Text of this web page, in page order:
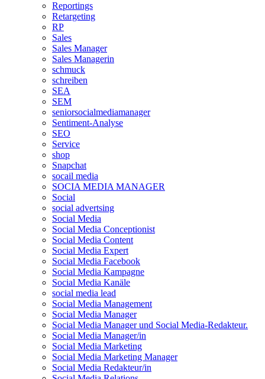
Reportings
Retargeting
RP
Sales
Sales Manager
Sales Managerin
schmuck
schreiben
SEA
SEM
seniorsocialmediamanager
Sentiment-Analyse
SEO
Service
shop
Snapchat
socail media
SOCIA MEDIA MANAGER
Social
social advertsing
Social Media
Social Media Conceptionist
Social Media Content
Social Media Expert
Social Media Facebook
Social Media Kampagne
Social Media Kanäle
social media lead
Social Media Management
Social Media Manager
Social Media Manager und Social Media-Redakteur.
Social Media Manager/in
Social Media Marketing
Social Media Marketing Manager
Social Media Redakteur/in